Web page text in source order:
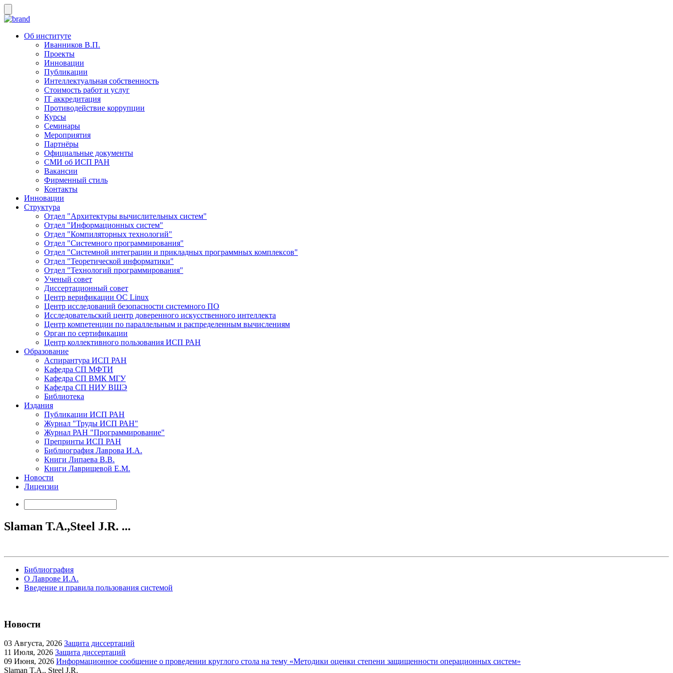
Об институте
Иванников В.П.
Проекты
Инновации
Публикации
Интеллектуальная собственность
Стоимость работ и услуг
IT аккредитация
Противодействие коррупции
Курсы
Семинары
Мероприятия
Партнёры
Официальные документы
СМИ об ИСП РАН
Вакансии
Фирменный стиль
Контакты
Инновации
Структура
Отдел "Архитектуры вычислительных систем"
Отдел "Информационных систем"
Отдел "Компиляторных технологий"
Отдел "Системного программирования"
Отдел "Системной интеграции и прикладных программных комплексов"
Отдел "Теоретической информатики"
Отдел "Технологий программирования"
Ученый совет
Диссертационный совет
Центр верификации ОС Linux
Центр исследований безопасности системного ПО
Исследовательский центр доверенного искусственного интеллекта
Центр компетенции по параллельным и распределенным вычислениям
Орган по сертификации
Центр коллективного пользования ИСП РАН
Образование
Аспирантура ИСП РАН
Кафедра СП МФТИ
Кафедра СП ВМК МГУ
Кафедра СП НИУ ВШЭ
Библиотека
Издания
Публикации ИСП РАН
Журнал "Труды ИСП РАН"
Журнал РАН "Программирование"
Препринты ИСП РАН
Библиография Лаврова И.А.
Книги Липаева В.В.
Книги Лаврищевой Е.М.
Новости
Лицензии
Slaman T.A.,Steel J.R. ...
Библиография
О Лаврове И.А.
Введение и правила пользования системой
Новости
03 Августа, 2026 Защита диссертаций
11 Июля, 2026 Защита диссертаций
09 Июня, 2026 Информационное сообщение о проведении круглого стола на тему «Методики оценки степени защищенности операционных систем»
Slaman T.A., Steel J.R.